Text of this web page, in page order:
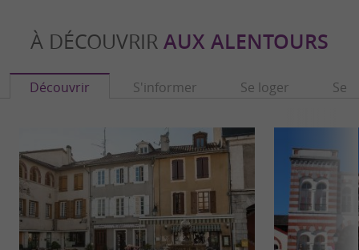
À DÉCOUVRIR AUX ALENTOURS
Découvrir S'informer Se loger Se